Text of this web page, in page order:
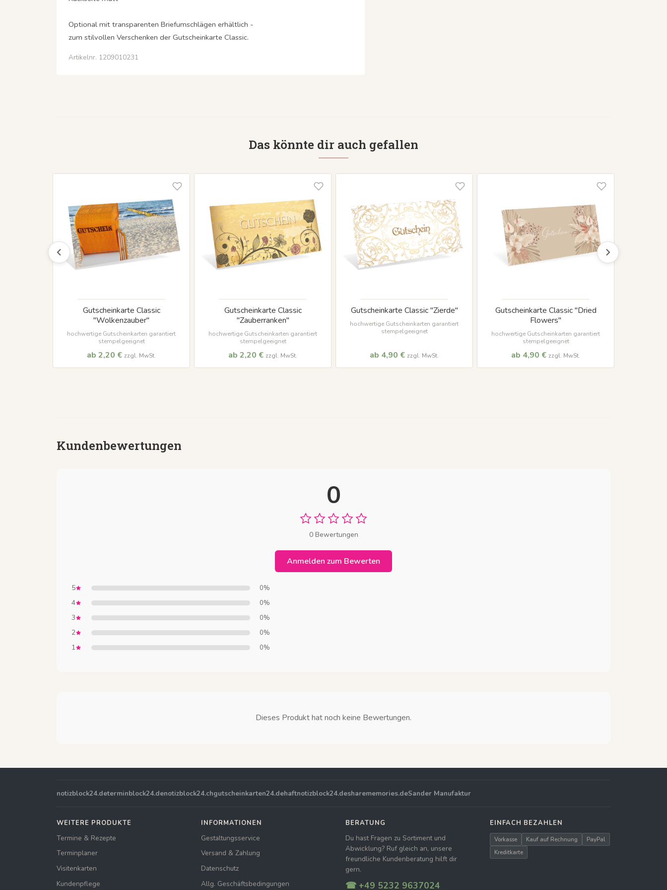
Optional mit transparenten Briefumschlägen erhältlich -
zum stilvollen Verschenken der Gutscheinkarte Classic.
Artikelnr. 1209010231
Das könnte dir auch gefallen
Gutscheinkarte Classic
"Wolkenzauber"
hochwertige Gutscheinkarten garantiert
stempelgeeignet
ab 2,20 € zzgl. MwSt.
Gutscheinkarte Classic
"Zauberranken"
hochwertige Gutscheinkarten garantiert
stempelgeeignet
ab 2,20 € zzgl. MwSt.
Gutscheinkarte Classic "Zierde"
hochwertige Gutscheinkarten garantiert
stempelgeeignet
ab 4,90 € zzgl. MwSt.
Gutscheinkarte Classic "Dried
Flowers"
hochwertige Gutscheinkarten garantiert
stempelgeeignet
ab 4,90 € zzgl. MwSt.
Kundenbewertungen
0
0 Bewertungen
Anmelden zum Bewerten
5 0%
4 0%
3 0%
2 0%
1 0%
Dieses Produkt hat noch keine Bewertungen.
notizblock24.determinblock24.denotizblock24.chgutscheinkarten24.dehaftnotizblock24.desharememories.deSander Manufaktur
WEITERE PRODUKTE
Termine & Rezepte
Terminplaner
Visitenkarten
Kundenpflege
INFORMATIONEN
Gestaltungsservice
Versand & Zahlung
Datenschutz
Allg. Geschäftsbedingungen
BERATUNG
Du hast Fragen zu Sortiment und
Abwicklung? Ruf gleich an, unsere
freundliche Kundenberatung hilft dir
gern.
☎ +49 5232 9637024
EINFACH BEZAHLEN
Vorkasse Kauf auf Rechnung
PayPal
Kreditkarte